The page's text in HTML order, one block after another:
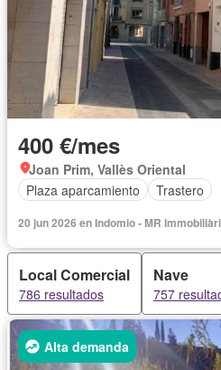
400 €/mes
Joan Prim, Vallès Oriental
Plaza aparcamiento
Trastero
20 jun 2026 en Indomio - MR
Local Comercial
786 resultados
Nave
757
Alta demanda